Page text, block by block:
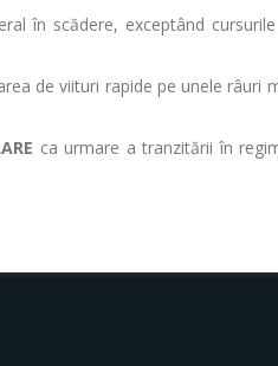
în scădere, exceptând
de viituri rapide pe unele
ca urmare a tranzitării în